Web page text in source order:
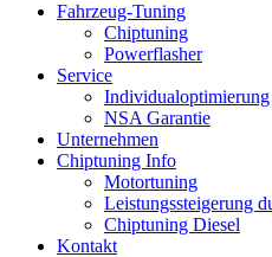
Fahrzeug-Tuning
Chiptuning
Powerflasher
Service
Individualoptimierung
NSA Garantie
Unternehmen
Chiptuning Info
Motortuning
Leistungssteigerung
Chiptuning Diesel
Kontakt